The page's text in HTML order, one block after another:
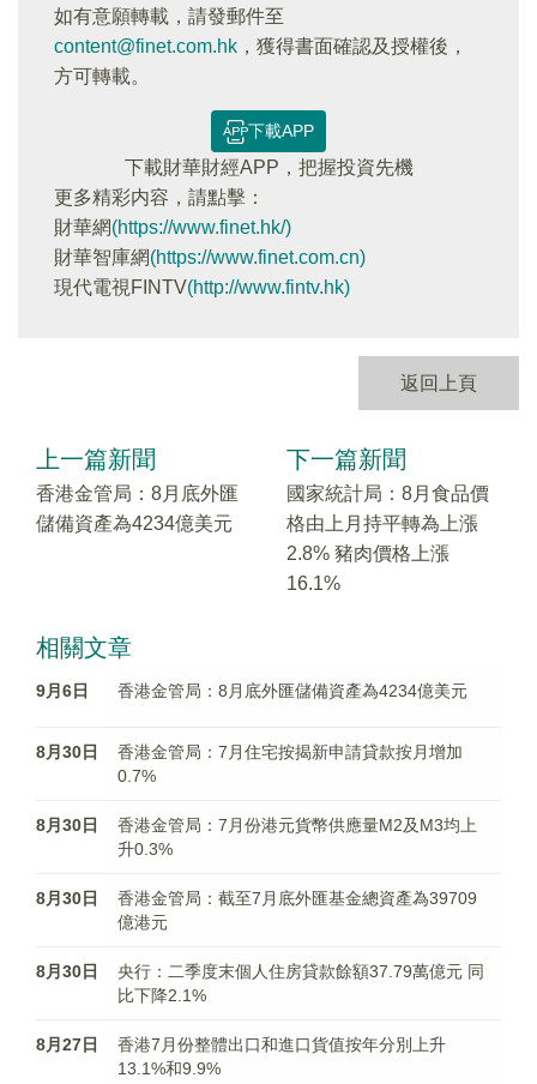
如有意願轉載，請發郵件至
content@finet.com.hk ，獲得書面確認及授權後，
方可轉載。
下載APP
下載財華財經APP，把握投資先機
更多精彩内容，請點擊：
財華網(https://www.finet.hk/)
財華智庫網(https://www.finet.com.cn)
現代電視FINTV(http://www.fintv.hk)
返回上頁
上一篇新聞
香港金管局：8月底外匯
儲備資產為4234億美元
下一篇新聞
國家統計局：8月食品價
格由上月持平轉為上漲
2.8% 豬肉價格上漲
16.1%
相關文章
9月6日 香港金管局：8月底外匯儲備資產為4234億美元
8月30日
香港金管局：7月住宅按揭新申請貸款按月增加
0.7%
8月30日
香港金管局：7月份港元貨幣供應量M2及M3均上
升0.3%
8月30日
香港金管局：截至7月底外匯基金總資產為39709
億港元
8月30日
央行：二季度末個人住房貸款餘額37.79萬億元 同
比下降2.1%
8月27日
香港7月份整體出口和進口貨值按年分別上升
13.1%和9.9%